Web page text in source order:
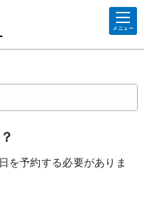
メニュー
を予約する必要がありま